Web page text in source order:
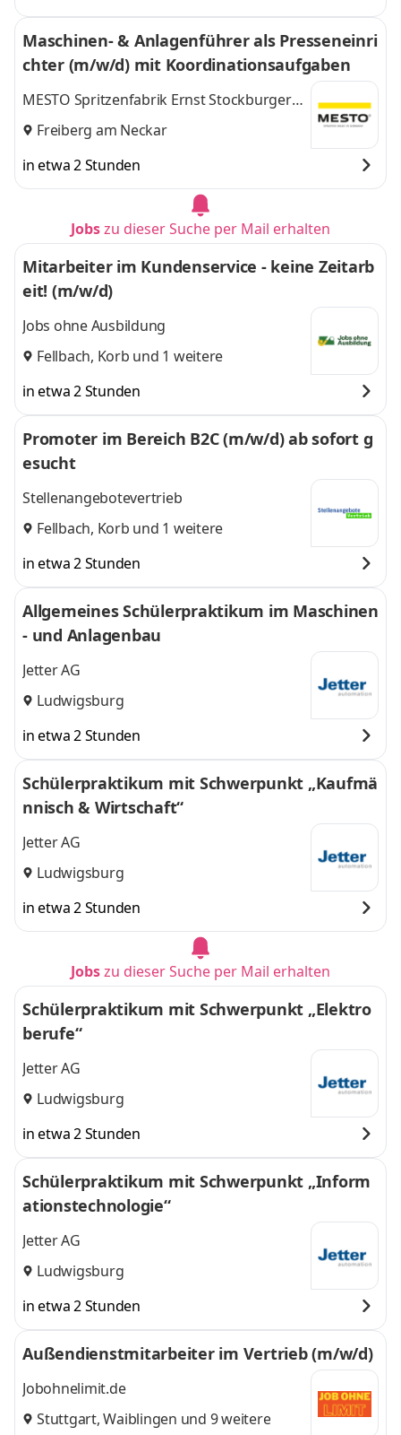
Maschinen- & Anlagenführer als Presseneinri
chter (m/w/d) mit Koordinationsaufgaben
MESTO Spritzenfabrik Ernst Stockburger
GmbH Ein Unternehmen der MESTO
Freiberg am Neckar
in etwa 2 Stunden
Jobszu dieser Suche per Mail erhalten
Mitarbeiter im Kundenservice - keine Zeitarb
eit! (m/w/d)
Jobs ohne Ausbildung
Fellbach, Korb und 1 weitere
in etwa 2 Stunden
Promoter im Bereich B2C (m/w/d) ab sofort g
esucht
Stellenangebotevertrieb
Fellbach, Korb und 1 weitere
in etwa 2 Stunden
Allgemeines Schülerpraktikum im Maschinen
- und Anlagenbau
Jetter AG
Ludwigsburg
in etwa 2 Stunden
Schülerpraktikum mit Schwerpunkt „Kaufmä
nnisch & Wirtschaft“
Jetter AG
Ludwigsburg
in etwa 2 Stunden
Jobszu dieser Suche per Mail erhalten
Schülerpraktikum mit Schwerpunkt „Elektro
berufe“
Jetter AG
Ludwigsburg
in etwa 2 Stunden
Schülerpraktikum mit Schwerpunkt „Inform
ationstechnologie“
Jetter AG
Ludwigsburg
in etwa 2 Stunden
Außendienstmitarbeiter im Vertrieb (m/w/d)
Jobohnelimit.de
Stuttgart,Waiblingen und 9 weitere